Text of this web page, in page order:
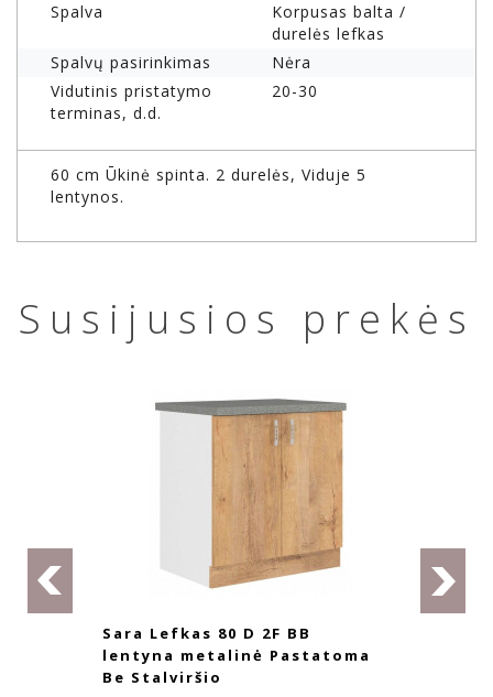
Spalva
Korpusas balta /
durelės lefkas
Spalvų pasirinkimas
Nėra
Vidutinis pristatymo
terminas, d.d.
20-30
60 cm Ūkinė spinta. 2 durelės, Viduje 5
lentynos.
Susijusios prekės
Sara Lefkas 80 D 2F BB
lentyna metalinė Pastatoma
Be Stalviršio